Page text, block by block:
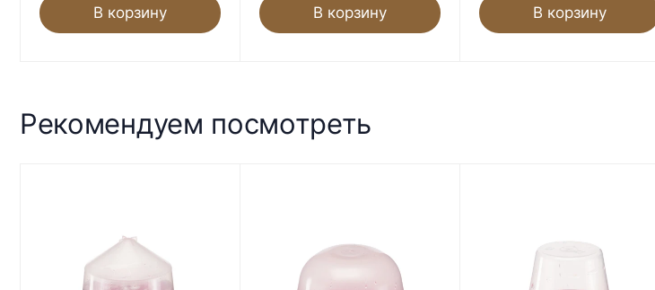
В корзину В корзину В корзину
Рекомендуем посмотреть